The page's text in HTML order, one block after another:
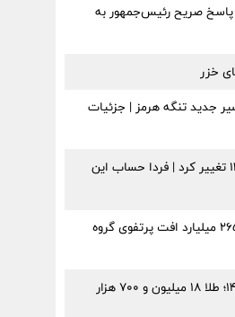
صریح رئیس‌جمهور به
خزر
جدید تنگه هرمز | جزئیات
زمان واریز کالابرگ مرداد ۱۴۰۵ تغییر کرد | فردا حساب این
۳۷ میلیارد سود معاملاتی، ۲۶۵۱ میلیارد افت پرتفوی گروه
قیمت طلا امروز ۱۵ مرداد ۱۴۰۵؛ طلا ۱۸ میلیون و ۷۰۰ هزار